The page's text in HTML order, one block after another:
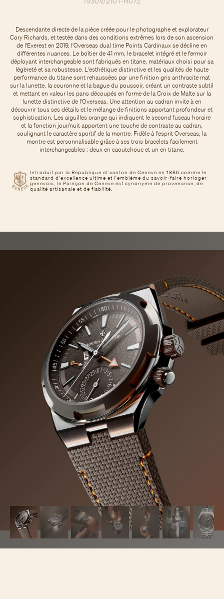
Introduit par la République et canton de Genève en 1886 comme le
standard d'excellence ultime et l'emblème du savoir-faire horloger
genevois, le Poinçon de Genève est synonyme de provenance, de
qualité artisanale et de fiabilité.
Descendante directe de la pièce créée pour le photographe et explorateur
Cory Richards, et testée dans des conditions extrêmes lors de son ascension
de l'Everest en 2019, l'Overseas dual time Points Cardinaux se décline en
différentes nuances. Le boîtier de 41 mm, le bracelet intégré et le fermoir
déployant interchangeable sont fabriqués en titane, matériaux choisi pour sa
légèreté et sa robustesse. L'esthétique distinctive et les qualités de haute
performance du titane sont rehaussées par une finition gris anthracite mat
sur la lunette, la couronne et la bague du poussoir, créant un contraste subtil
et mettant en valeur les pans découpés en forme de la Croix de Malte sur la
lunette distinctive de l'Overseas. Une attention au cadran invite à en
découvrir tous ses détails et le mélange de finitions apportant profondeur et
sophistication. Les aiguilles orange qui indiquent le second fuseau horaire
et la fonction jour/nuit apportent une touche de contraste au cadran,
soulignant le caractère sportif de la montre. Fidèle à l'esprit Overseas, la
montre est personnalisable grâce à ses trois bracelets facilement
interchangeables : deux en caoutchouc et un en titane.